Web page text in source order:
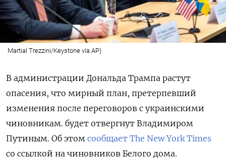
Martial Trezzini/Keystone via AP)
В администрации Дональда Трампа растут
опасения, что мирный план, претерпевший
изменения после переговоров с украинскими
чиновникам. будет отвергнут Владимиром
Путиным. Об этом сообщает The New York Times
со ссылкой на чиновников Белого дома.